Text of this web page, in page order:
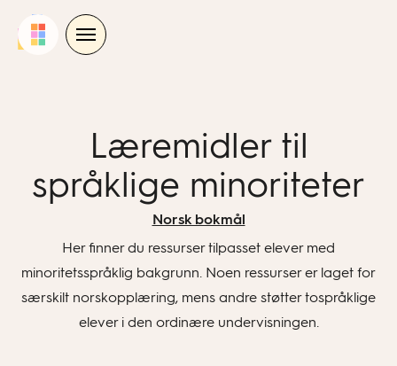
Læremidler til
språklige minoriteter
Norsk bokmål
Her finner du ressurser tilpasset elever med
minoritetsspråklig bakgrunn. Noen ressurser er laget for
særskilt norskopplæring, mens andre støtter tospråklige
elever i den ordinære undervisningen.